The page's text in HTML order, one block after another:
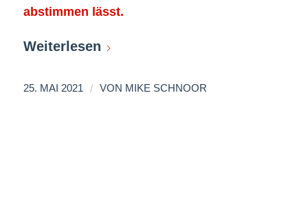
abstimmen lässt.
Weiterlesen
25. MAI 2021 / VON MIKE SCHNOOR